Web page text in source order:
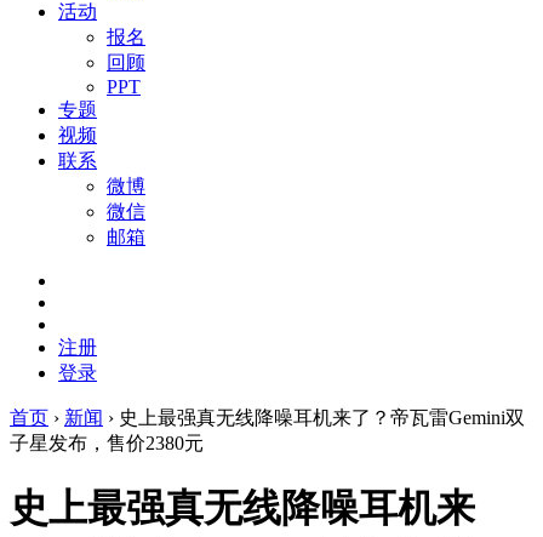
活动
报名
回顾
PPT
专题
视频
联系
微博
微信
邮箱
注册
登录
首页 › 新闻 › 史上最强真无线降噪耳机来了？帝瓦雷Gemini双
子星发布，售价2380元
史上最强真无线降噪耳机来